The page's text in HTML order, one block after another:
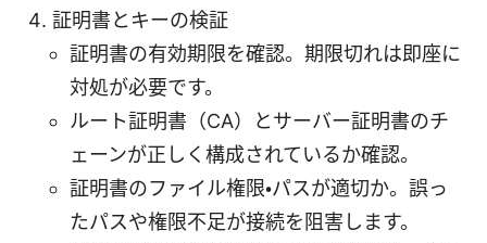
証明書とキーの検証
証明書の有効期限を確認。期限切れは即座に
対処が必要です。
ルート証明書（CA）とサーバー証明書のチ
ェーンが正しく構成されているか確認。
証明書のファイル権限・パスが適切か。誤っ
たパスや権限不足が接続を阻害します。